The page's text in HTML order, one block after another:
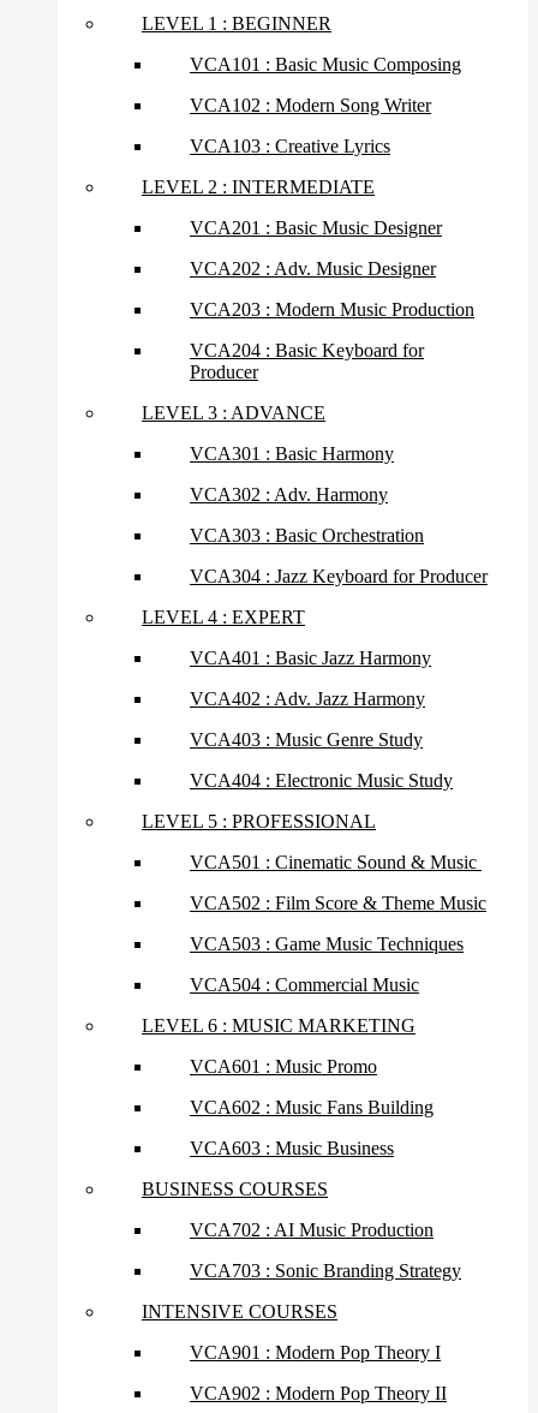
LEVEL 1 : BEGINNER
VCA101 : Basic Music Composing
VCA102 : Modern Song Writer
VCA103 : Creative Lyrics
LEVEL 2 : INTERMEDIATE
VCA201 : Basic Music Designer
VCA202 : Adv. Music Designer
VCA203 : Modern Music Production
VCA204 : Basic Keyboard for
Producer
LEVEL 3 : ADVANCE
VCA301 : Basic Harmony
VCA302 : Adv. Harmony
VCA303 : Basic Orchestration
VCA304 : Jazz Keyboard for Producer
LEVEL 4 : EXPERT
VCA401 : Basic Jazz Harmony
VCA402 : Adv. Jazz Harmony
VCA403 : Music Genre Study
VCA404 : Electronic Music Study
LEVEL 5 : PROFESSIONAL
VCA501 : Cinematic Sound & Music
VCA502 : Film Score & Theme Music
VCA503 : Game Music Techniques
VCA504 : Commercial Music
LEVEL 6 : MUSIC MARKETING
VCA601 : Music Promo
VCA602 : Music Fans Building
VCA603 : Music Business
BUSINESS COURSES
VCA702 : AI Music Production
VCA703 : Sonic Branding Strategy
INTENSIVE COURSES
VCA901 : Modern Pop Theory I
VCA902 : Modern Pop Theory II